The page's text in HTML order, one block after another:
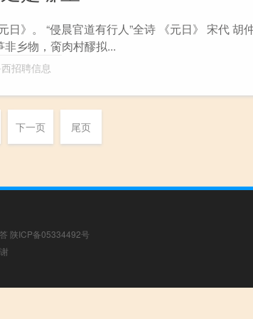
日》。 “侵晨官道有行人”全诗 《元日》 宋代 胡
乡物，脔肉村醪拟...
招聘信息
下一页 尾页
陕ICP备05334492号